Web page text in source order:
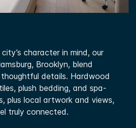
character in mind, our
Brooklyn, blend
details. Hardwood
plush bedding, and spa-
plus local artwork and views,
truly connected.